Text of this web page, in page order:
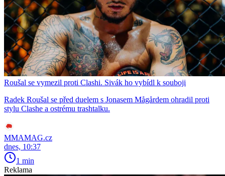
Roušal se vymezil proti Clashi. Sivák ho vybídl k souboji
Radek Roušal se před duelem s Jonasem Mågårdem ohradil proti
stylu Clashe a ostrému trashtalku.
MMAMAG.cz
dnes, 10:37
1 min
Reklama